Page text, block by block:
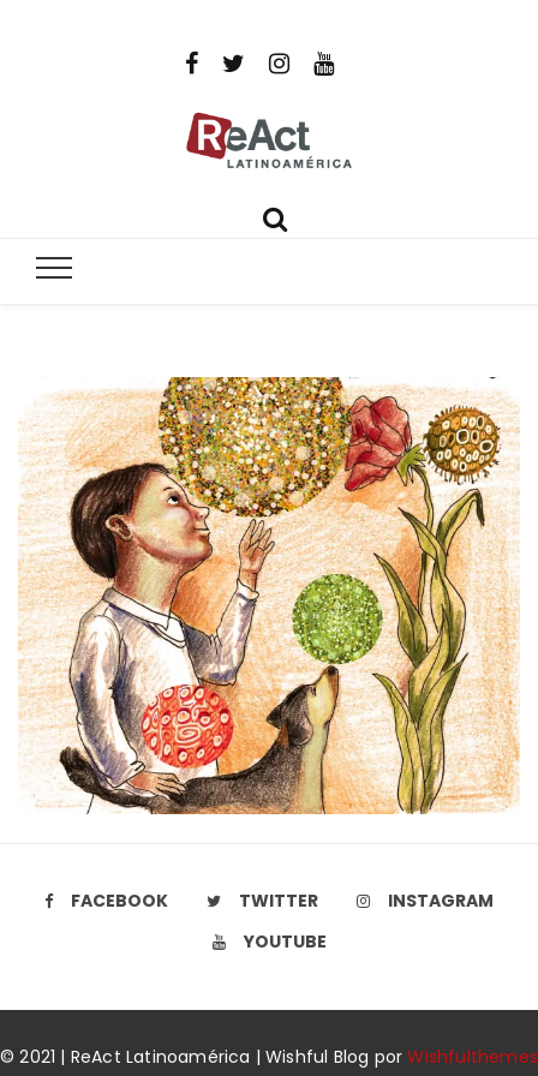
Por un mundo libre de infecciones intratables
FACEBOOK TWITTER
INSTAGRAM
YOUTUBE
© 2021 | ReAct Latinoamérica | Wishful Blog porWishfulthemes